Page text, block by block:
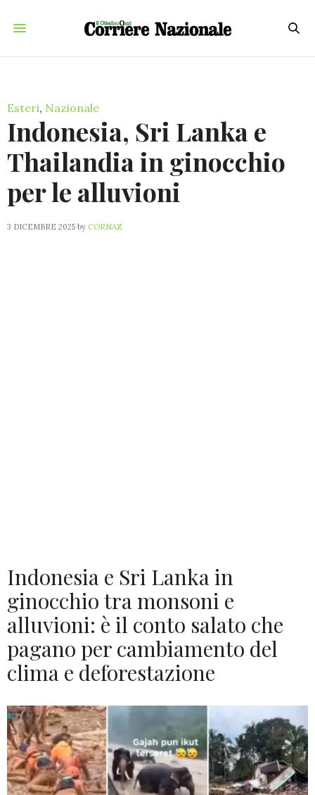
Esteri, Nazionale
Indonesia, Sri Lanka e
Thailandia in ginocchio
per le alluvioni
3 DICEMBRE 2025 by CORNAZ
Indonesia e Sri Lanka in
ginocchio tra monsoni e
alluvioni: è il conto salato che
pagano per cambiamento del
clima e deforestazione